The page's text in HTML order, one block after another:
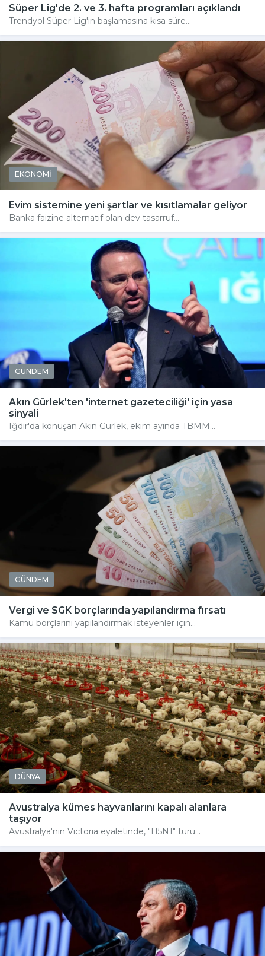
Süper Lig'de 2. ve 3. hafta programları açıklandı
Trendyol Süper Lig'in başlamasına kısa süre...
EKONOMİ
Evim sistemine yeni şartlar ve kısıtlamalar geliyor
Banka faizine alternatif olan dev tasarruf...
GÜNDEM
Akın Gürlek'ten 'internet gazeteciliği' için yasa
sinyali
Iğdır'da konuşan Akın Gürlek, ekim ayında TBMM...
GÜNDEM
Vergi ve SGK borçlarında yapılandırma fırsatı
Kamu borçlarını yapılandırmak isteyenler için...
DÜNYA
Avustralya kümes hayvanlarını kapalı alanlara
taşıyor
Avustralya'nın Victoria eyaletinde, "H5N1" türü...